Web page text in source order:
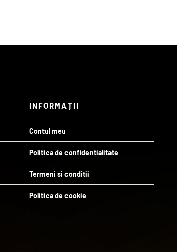
INFORMAȚII
Contul meu
Politica de confidentialitate
Termeni si conditii
Politica de cookie